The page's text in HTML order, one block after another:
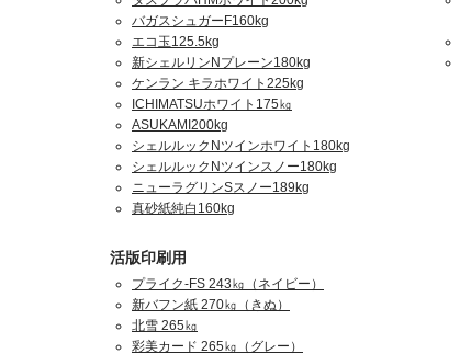
バガスシュガーF160kg
エコ玉125.5kg
新シェルリンNプレーン180kg
ケンラン キラホワイト225kg
ICHIMATSUホワイト175㎏
ASUKAMI200kg
シェルルックNツインホワイト180kg
シェルルックNツインスノー180kg
ニューラグリンSスノー189kg
真砂紙純白160kg
活版印刷用
プライク-FS 243㎏（ネイビー）
新バフン紙 270㎏（きぬ）
北雪 265㎏
彩美カード 265㎏（グレー）